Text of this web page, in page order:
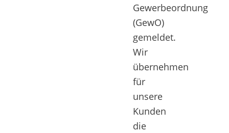
Gewerbeordnung
(GewO)
gemeldet.
Wir
übernehmen
für
unsere
Kunden
die